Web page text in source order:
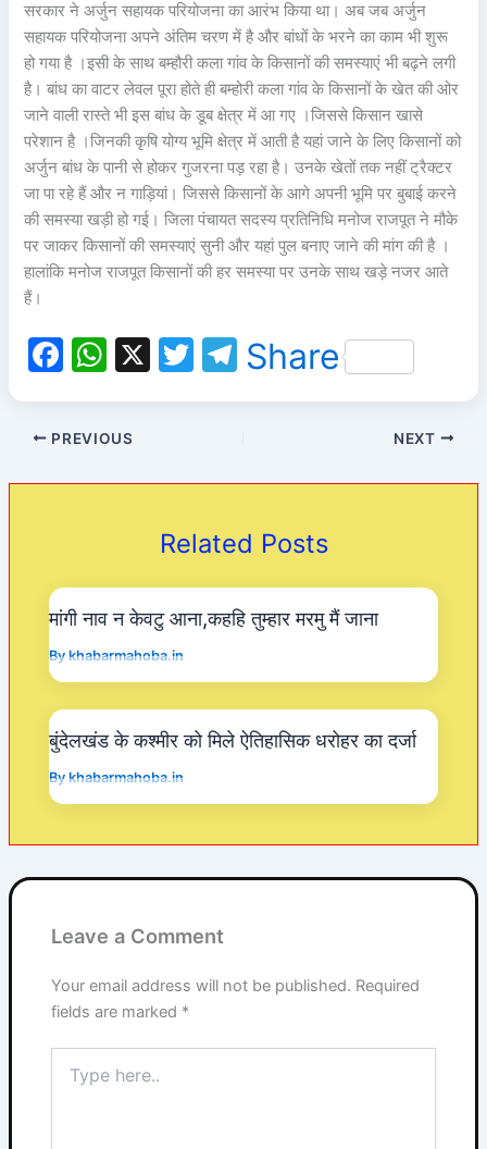
सरकार ने अर्जुन सहायक परियोजना का आरंभ किया था। अब जब अर्जुन
सहायक परियोजना अपने अंतिम चरण में है और बांधों के भरने का काम भी शुरू
हो गया है ।इसी के साथ बम्हौरी कला गांव के किसानों की समस्याएं भी बढ़ने लगी
है। बांध का वाटर लेवल पूरा होते ही बम्होरी कला गांव के किसानों के खेत की ओर
जाने वाली रास्ते भी इस बांध के डूब क्षेत्र में आ गए ।जिससे किसान खासे
परेशान है ।जिनकी कृषि योग्य भूमि क्षेत्र में आती है यहां जाने के लिए किसानों को
अर्जुन बांध के पानी से होकर गुजरना पड़ रहा है। उनके खेतों तक नहीं ट्रैक्टर
जा पा रहे हैं और न गाड़ियां। जिससे किसानों के आगे अपनी भूमि पर बुबाई करने
की समस्या खड़ी हो गई। जिला पंचायत सदस्य प्रतिनिधि मनोज राजपूत ने मौके
पर जाकर किसानों की समस्याएं सुनी और यहां पुल बनाए जाने की मांग की है ।
हालांकि मनोज राजपूत किसानों की हर समस्या पर उनके साथ खड़े नजर आते
हैं।
F
c
e
b
k
W
at
s
A
X
T
T
a
m
Share
PREVIOUS NEXT
Related Posts
मांगी नाव न केवटु आना,कहहि तुम्हार मरमु मैं जाना
Bykhabarmahoba.in
बुंदेलखंड के कश्मीर को मिले ऐतिहासिक धरोहर का दर्जा
Bykhabarmahoba.in
Leave a Comment
Your email address will not be published. Required
fields are marked *
here..